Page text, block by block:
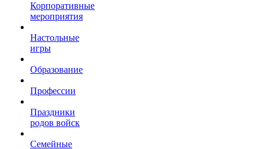
Корпоративные
мероприятия
Настольные
игры
Образование
Профессии
Праздники
родов войск
Семейные